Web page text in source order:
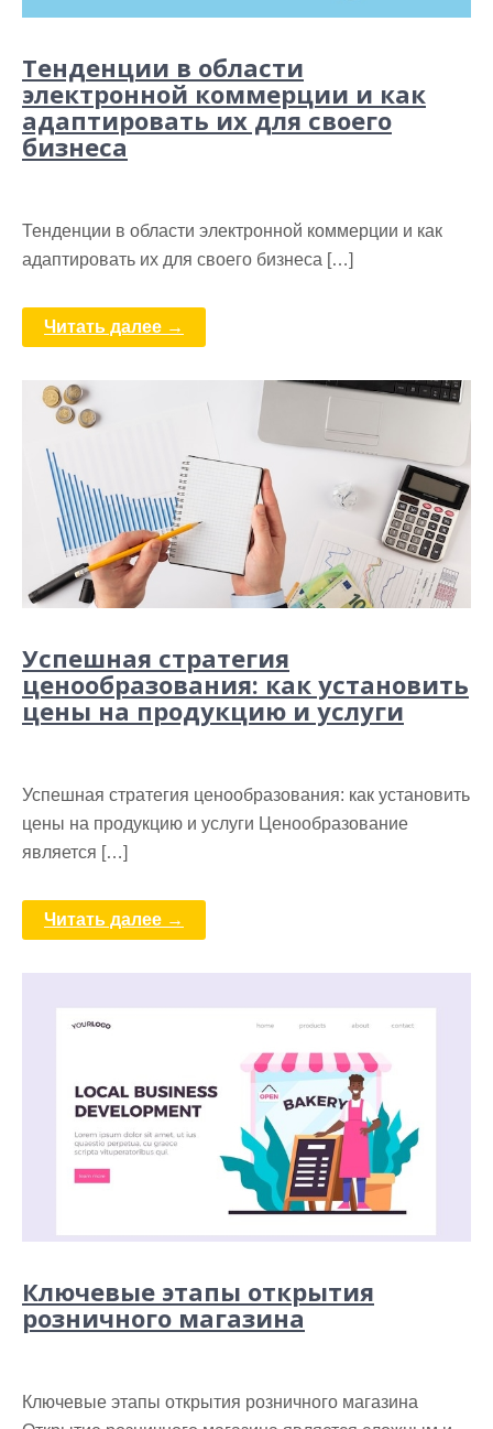
Тенденции в области
электронной коммерции и как
адаптировать их для своего
бизнеса
Тенденции в области электронной коммерции и как
адаптировать их для своего бизнеса […]
Читать далее →
Успешная стратегия
ценообразования: как установить
цены на продукцию и услуги
Успешная стратегия ценообразования: как установить
цены на продукцию и услуги Ценообразование
является […]
Читать далее →
Ключевые этапы открытия
розничного магазина
Ключевые этапы открытия розничного магазина